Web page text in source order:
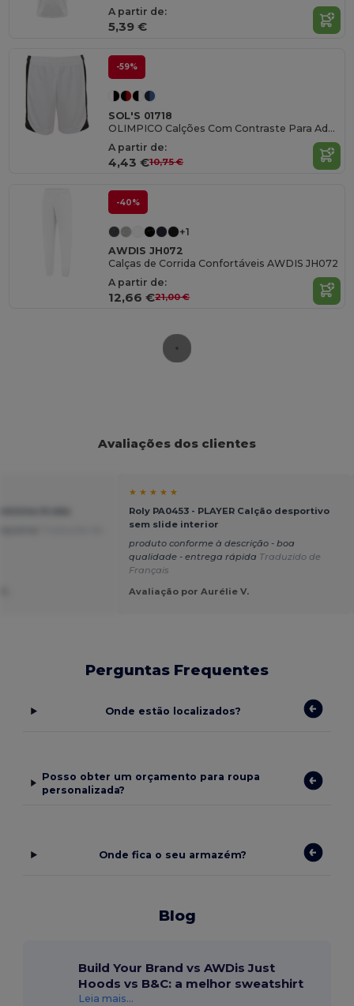
A partir de:
5,39 €
-59%
SOL'S 01718
OLIMPICO Calções Com Contraste Para Adulto
A partir de:
4,43 €10,75 €
-40%
+1
AWDIS JH072
Calças de Corrida Confortáveis AWDIS JH072
A partir de:
12,66 €21,00 €
Avaliações dos clientes
★ ★ ★ ★ ★
Roly PA0453 - PLAYER Calção desportivo
sem slide interior
produto conforme à descrição - boa
qualidade - entrega rápida Traduzido de
Français
Avaliação por Aurélie V.
Perguntas Frequentes
Onde estão localizados?
Posso obter um orçamento para roupa
personalizada?
Onde fica o seu armazém?
Blog
Build Your Brand vs AWDis Just
Hoods vs B&C: a melhor sweatshirt
Leia mais...